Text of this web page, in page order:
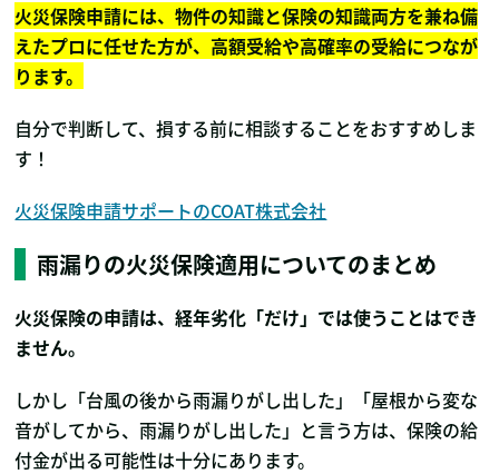
火災保険申請には、物件の知識と保険の知識両方を兼ね備
えたプロに任せた方が、高額受給や高確率の受給につなが
ります。
自分で判断して、損する前に相談することをおすすめしま
す！
火災保険申請サポートのCOAT株式会社
雨漏りの火災保険適用についてのまとめ
火災保険の申請は、経年劣化「だけ」では使うことはでき
ません。
しかし「台風の後から雨漏りがし出した」「屋根から変な
音がしてから、雨漏りがし出した」と言う方は、保険の給
付金が出る可能性は十分にあります。